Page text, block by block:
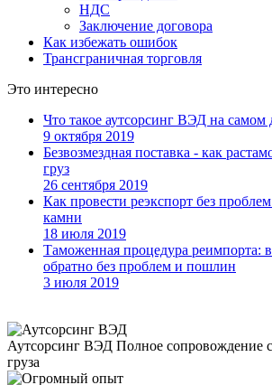
НДС
Заключение договора
Как избежать ошибок
Трансграничная торговля
Это интересно
Что такое аутсорсинг ВЭД на самом
9 октября 2019
Безвозмездная поставка - как
груз
26 сентября 2019
Как провести реэкспорт без
камни
18 июля 2019
Таможенная процедура реимпорта:
обратно без проблем и пошлин
3 июля 2019
Аутсорсинг ВЭД Полное сопровождение
груза